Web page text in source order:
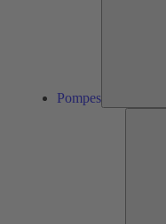
Pompes